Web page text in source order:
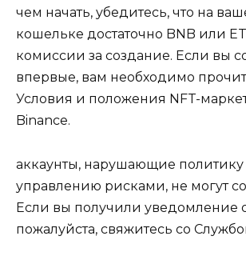
чем начать, убедитесь, что на
кошельке достаточно BNB или
комиссии за создание. Если вы
впервые, вам необходимо
Условия и положения NFT-
Binance.
аккаунты, нарушающие политику
управлению рисками, не могут
Если вы получили уведомление
пожалуйста, свяжитесь со